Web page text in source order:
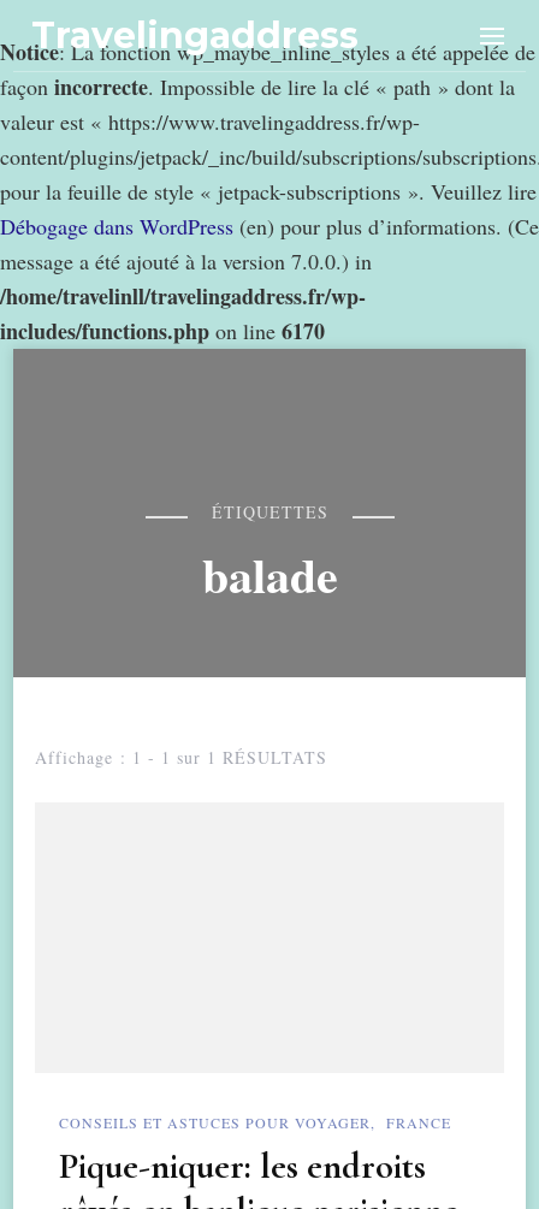
Notice: La fonction wp_maybe_inline_styles a été appelée de
façon incorrecte. Impossible de lire la clé « path » dont la
valeur est « https://www.travelingaddress.fr/wp-
content/plugins/jetpack/_inc/build/subscriptions/
pour la feuille de style « jetpack-subscriptions ». Veuillez lire
Débogage dans WordPress (en) pour plus d’informations. (Ce
message a été ajouté à la version 7.0.0.) in
/home/travelinll/travelingaddress.fr/wp-
includes/functions.php on line 6170
Travelingaddress
ÉTIQUETTES
balade
Affichage : 1 - 1 sur 1 RÉSULTATS
CONSEILS ET ASTUCES POUR VOYAGER FRANCE
Pique-niquer: les endroits